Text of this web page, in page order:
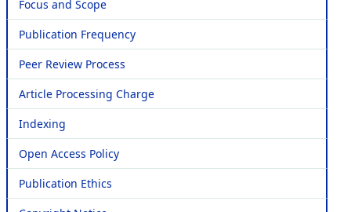
Focus and Scope
Publication Frequency
Peer Review Process
Article Processing Charge
Indexing
Open Access Policy
Publication Ethics